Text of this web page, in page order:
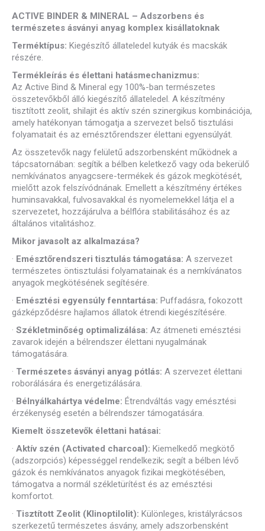
ACTIVE BINDER & MINERAL – Adszorbens és
természetes ásványi anyag komplex kisállatoknak
Terméktípus: Kiegészítő állateledel kutyák és macskák
részére.
Termékleírás és élettani hatásmechanizmus:
Az Active Bind & Mineral egy 100%-ban természetes
összetevőkből álló kiegészítő állateledel. A készítmény
tisztított zeolit, shilajit és aktív szén szinergikus kombinációja,
amely hatékonyan támogatja a szervezet belső tisztulási
folyamatait és az emésztőrendszer élettani egyensúlyát.
Az összetevők nagy felületű adszorbensként működnek a
tápcsatornában: segítik a bélben keletkező vagy oda bekerülő
nemkívánatos anyagcsere-termékek és gázok megkötését,
mielőtt azok felszívódnának. Emellett a készítmény értékes
huminsavakkal, fulvosavakkal és nyomelemekkel látja el a
szervezetet, hozzájárulva a bélflóra stabilitásához és az
általános vitalitáshoz.
Mikor javasolt az alkalmazása?
· Emésztőrendszeri tisztulás támogatása: A szervezet
természetes öntisztulási folyamatainak és a nemkívánatos
anyagok megkötésének segítésére.
· Emésztési egyensúly fenntartása: Puffadásra, fokozott
gázképződésre hajlamos állatok étrendi kiegészítésére.
· Székletminőség optimalizálása: Az átmeneti emésztési
zavarok idején a bélrendszer élettani nyugalmának
támogatására.
· Természetes ásványi anyag pótlás: A szervezet élettani
roborálására és energetizálására.
· Bélnyálkahártya védelme: Étrendváltás vagy emésztési
érzékenység esetén a bélrendszer támogatására.
Kiemelt összetevők élettani hatásai:
· Aktív szén (Activated charcoal): Kiemelkedő megkötő
(adszorpciós) képességgel rendelkezik; segít a bélben lévő
gázok és nemkívánatos anyagok fizikai megkötésében,
támogatva a normál székletürítést és az emésztési
komfortot.
· Tisztított Zeolit (Klinoptilolit): Különleges, kristályrácsos
szerkezetű természetes ásvány, amely adszorbensként